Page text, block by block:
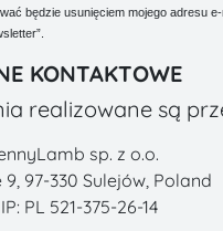
będzie usunięciem mojego adresu
KONTAKTOWE
realizowane są
sp. z o.o.
9, 97-330 Sulejów, Poland
PL 521-375-26-14